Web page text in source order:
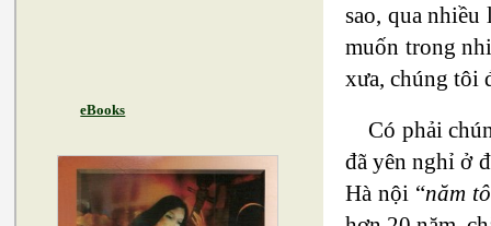
eBooks
sao, qua
muốn trong
xưa, chúng tôi
Có phải
đã yên nghỉ ở
Hà nội “năm